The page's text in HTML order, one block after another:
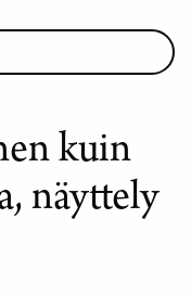
kuin
näyttely